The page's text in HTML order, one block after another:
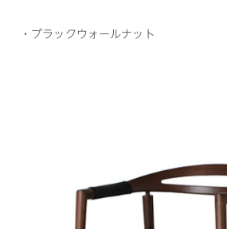
・ブラックウォールナット